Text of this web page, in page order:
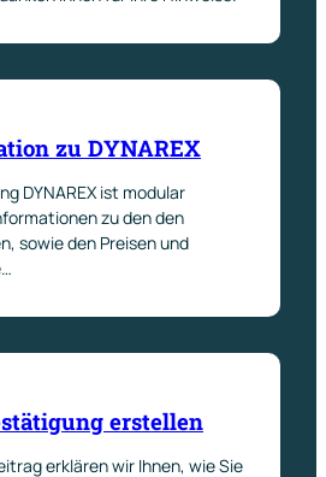
zu DYNAREX
DYNAREX ist modular
zu den den
sowie den Preisen und
erstellen
erklären wir Ihnen, wie Sie